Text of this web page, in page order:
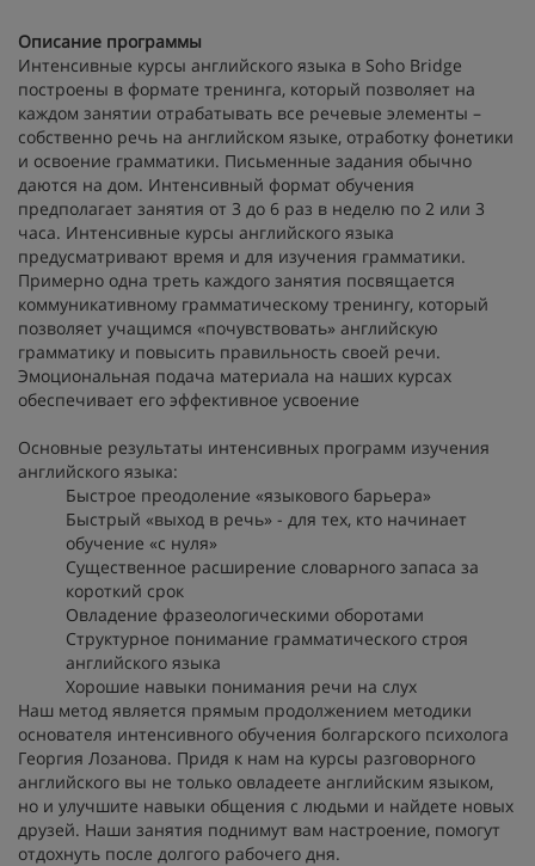
Описание программы
Интенсивные курсы английского языка в Soho Bridge
построены в формате тренинга, который позволяет на
каждом занятии отрабатывать все речевые элементы –
собственно речь на английском языке, отработку фонетики
и освоение грамматики. Письменные задания обычно
даются на дом. Интенсивный формат обучения
предполагает занятия от 3 до 6 раз в неделю по 2 или 3
часа. Интенсивные курсы английского языка
предусматривают время и для изучения грамматики.
Примерно одна треть каждого занятия посвящается
коммуникативному грамматическому тренингу, который
позволяет учащимся «почувствовать» английскую
грамматику и повысить правильность своей речи.
Эмоциональная подача материала на наших курсах
обеспечивает его эффективное усвоение
Основные результаты интенсивных программ изучения
английского языка:
Быстрое преодоление «языкового барьера»
Быстрый «выход в речь» - для тех, кто начинает
обучение «с нуля»
Существенное расширение словарного запаса за
короткий срок
Овладение фразеологическими оборотами
Структурное понимание грамматического строя
английского языка
Хорошие навыки понимания речи на слух
Наш метод является прямым продолжением методики
основателя интенсивного обучения болгарского психолога
Георгия Лозанова. Придя к нам на курсы разговорного
английского вы не только овладеете английским языком,
но и улучшите навыки общения с людьми и найдете новых
друзей. Наши занятия поднимут вам настроение, помогут
отдохнуть после долгого рабочего дня.